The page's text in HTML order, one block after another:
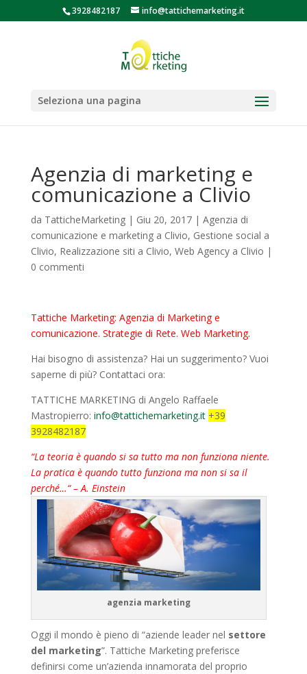
3928482187 info@tattichemarketing.it
Seleziona una pagina
Agenzia di marketing e
comunicazione a Clivio
da TatticheMarketing| Giu 20, 2017| Agenzia di
comunicazione e marketing a Clivio, Gestione social a
Clivio, Realizzazione siti a Clivio, Web Agency a Clivio |
0 commenti
Tattiche Marketing: Agenzia di Marketing e
comunicazione. Strategie di Rete. Web Marketing.
Hai bisogno di assistenza? Hai un suggerimento? Vuoi
saperne di più? Contattaci ora:
TATTICHE MARKETING di Angelo Raffaele
Mastropierro: info@tattichemarketing.it +39
3928482187
“La teoria è quando si sa tutto ma non funziona niente.
La pratica è quando tutto funziona ma non si sa il
perché…“ – A. Einstein
agenzia marketing
Oggi il mondo è pieno di “aziende leader nel settore
del marketing”. Tattiche Marketing preferisce
definirsi come un’azienda innamorata del proprio